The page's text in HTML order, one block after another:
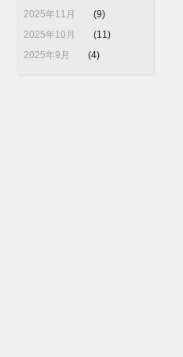
2025年11月
(9)
2025年10月
(11)
2025年9月
(4)